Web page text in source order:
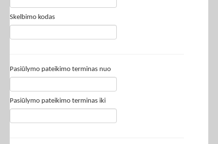
Skelbimo kodas
Pasiūlymo pateikimo terminas nuo
Pasiūlymo pateikimo terminas iki